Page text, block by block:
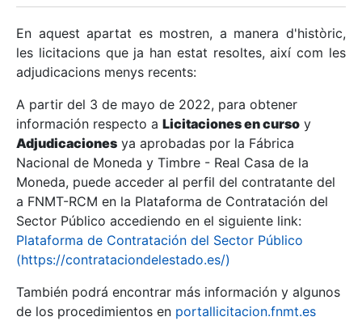
Mostra/Amaga
Mostra/Amaga
En aquest apartat es mostren, a manera d'històric,
les licitacions que ja han estat resoltes, així com les
adjudicacions menys recents:
A partir del 3 de mayo de 2022, para obtener
información respecto a Licitaciones en curso y
Adjudicaciones ya aprobadas por la Fábrica
Nacional de Moneda y Timbre - Real Casa de la
Moneda, puede acceder al perfil del contratante del
a FNMT-RCM en la Plataforma de Contratación del
Sector Público accediendo en el siguiente link:
Plataforma de Contratación del Sector Público
(https://contrataciondelestado.es/)
También podrá encontrar más información y algunos
de los procedimientos en portallicitacion.fnmt.es